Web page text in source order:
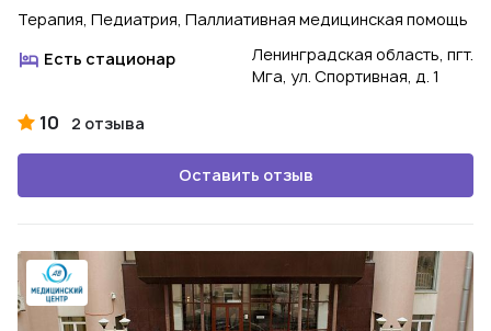
Терапия, Педиатрия, Паллиативная медицинская помощь
Есть стационар
Ленинградская область, пгт.
Мга, ул. Спортивная, д. 1
10 2 отзыва
Оставить отзыв